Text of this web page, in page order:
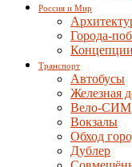
Россия и Мир
Города-
Транспорт
Автобусы
Железная
Вело-СИМ
Вокзалы
Обход
Дублер